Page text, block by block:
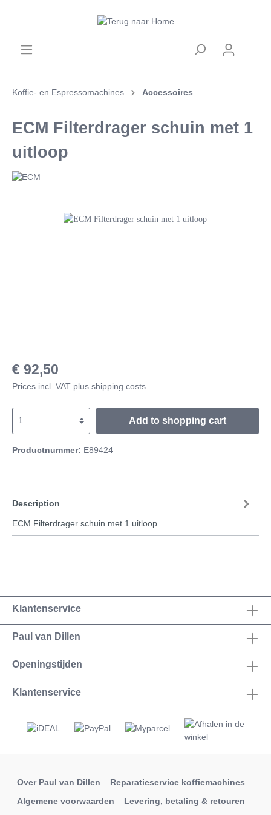
Koffie- en Espressomachines Accessoires
ECM Filterdrager schuin met 1
uitloop
€ 92,50
Prices incl. VAT plus shipping costs
Add to shopping cart
Productnummer: E89424
Description
ECM Filterdrager schuin met 1 uitloop
Klantenservice
Paul van Dillen
Openingstijden
Klantenservice
Over Paul van Dillen
Reparatieservice koffiemachines
Algemene voorwaarden
Levering, betaling & retouren